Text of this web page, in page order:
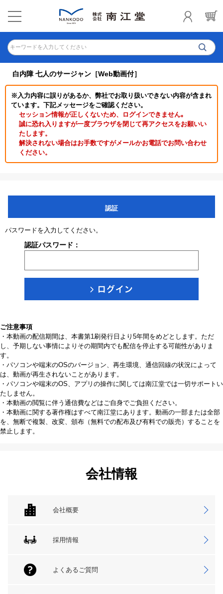
キーワードを入力してください
白内障 七人のサージャン［Web動画付］
※入力内容に誤りがあるか、弊社でお取り扱いできない内容が含まれ
ています。下記メッセージをご確認ください。
セッション情報が正しくないため、ログインできません｡
誠に恐れ入りますが一度ブラウザを閉じて再アクセスをお願いい
たします。
解決されない場合はお手数ですがメールかお電話でお問い合わせ
ください。
認証
パスワードを入力してください。
認証パスワード：
ご注意事項
・本動画の配信期間は、本書第1刷発行日より5年間をめどとします。ただ
し、予期しない事情によりその期間内でも配信を停止する可能性がありま
す。
・パソコンや端末のOSのバージョン、再生環境、通信回線の状況によって
は、動画が再生されないことがあります。
・パソコンや端末のOS、アプリの操作に関しては南江堂では一切サポートい
たしません。
・本動画の閲覧に伴う通信費などはご自身でご負担ください。
・本動画に関する著作権はすべて南江堂にあります。動画の一部または全部
を、無断で複製、改変、頒布（無料での配布及び有料での販売）することを
禁止します。
会社情報
会社概要
採用情報
よくあるご質問